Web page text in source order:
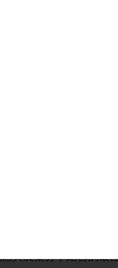
若瑜夫人紀念中學、九
」奪得金獎
」榮獲全球高中組第二
賽吸引來自全球超過
與農藥分子結合的最